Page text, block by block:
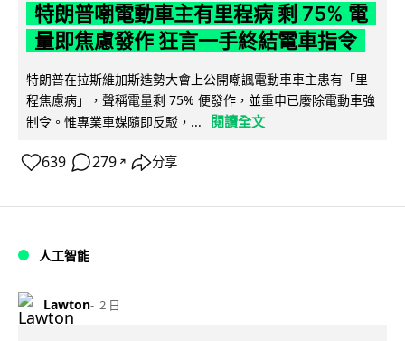
特朗普嘲電動車主有里程病 剩 75% 電
量即焦慮發作 狂言一手終結電車指令
特朗普在拉斯維加斯造勢大會上公開嘲諷電動車車主患有「里
程焦慮病」，聲稱電量剩 75% 便發作，並重申已廢除電動車強
制令。惟專業車媒隨即反駁，...
閱讀全文
639 279 ↗ 分享
人工智能
Lawton 2 日